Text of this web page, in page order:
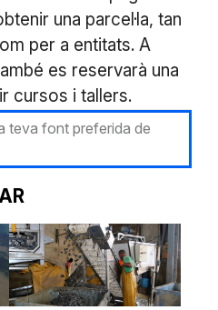
una parcel·la, tan
per a entitats. A
es reservarà una
cursos i tallers.
teva font preferida de